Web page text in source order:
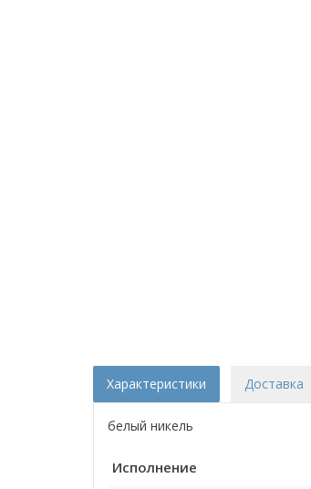
Характеристики Доставка
белый никель
Исполнение